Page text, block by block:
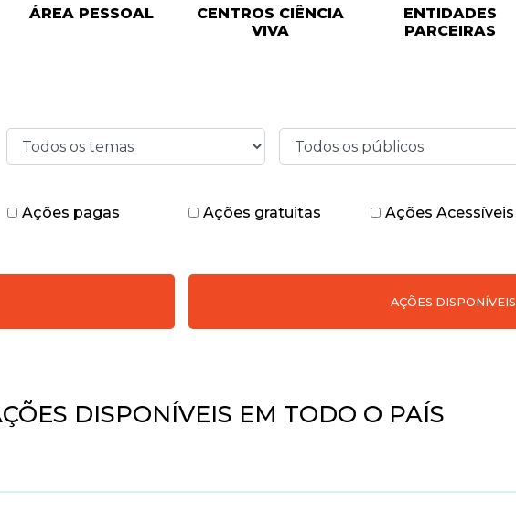
ÁREA PESSOAL
CENTROS CIÊNCIA
VIVA
ENTIDADES
PARCEIRAS
Ações pagas
Ações gratuitas Ações Acessíveis
AÇÕES DISPONÍVEIS
DISPONÍVEIS EM TODO O PAÍS